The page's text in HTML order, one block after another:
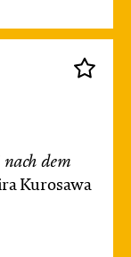
dem
Kurosawa